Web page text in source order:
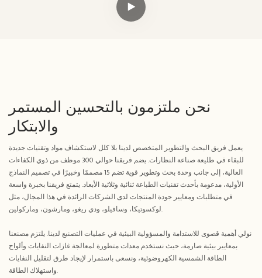
نحن ملتزمون بالتحسين المستمر
والابتكار
يعمل فريق البحث والتطوير المتخصص لدينا بلا كلل لاستكشاف مواد وتقنيات جديدة
للبقاء في طليعة صناعة النظارات. يضم فريقنا حوالي 300 موظف من ذوي الكفاءات
العالية، إلى جانب وحدة بحث وتطوير قوية تضم 15 مصممًا وخبيرًا في تصميم النماذج
الأولية، مدعومة بأحدث تقنيات الطباعة ثنائية وثلاثية الأبعاد. يتمتع فريقنا بخبرة واسعة
في متطلبات ومعايير جودة المنتجات لدى الشركات الرائدة في هذا المجال، مثل
لوكسوتيكا، وسافيلو، ودي ريغو، ومارشون، وماركولين.
نولي أهمية قصوى للاستدامة والمسؤولية البيئية في عمليات التصنيع لدينا. يلتزم مصنعنا
بمعايير بيئية صارمة، حيث نستخدم معدات متطورة لمعالجة غازات النفايات وألواح
الطاقة الشمسية الكهروضوئية، ونسعى باستمرار لإيجاد طرق لتقليل النفايات
واستهلاك الطاقة.